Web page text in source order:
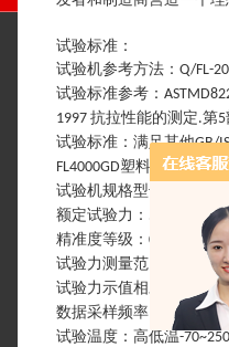
试验标准：
试验机参考方法 ： Q/FL-
试验标准参考 ：
1997 抗拉性能的测定.第5
试验标准 ： 满足其他GB/
FL4000GD塑料高低温抗
试验机规格型号
额定试验力 ：
精准度等级 ： 0.5
试验力测量范围
0.4%-
试验力示值相对误差
：
数据采样频率
全闭环
试验温度 ： 高低温-70~250